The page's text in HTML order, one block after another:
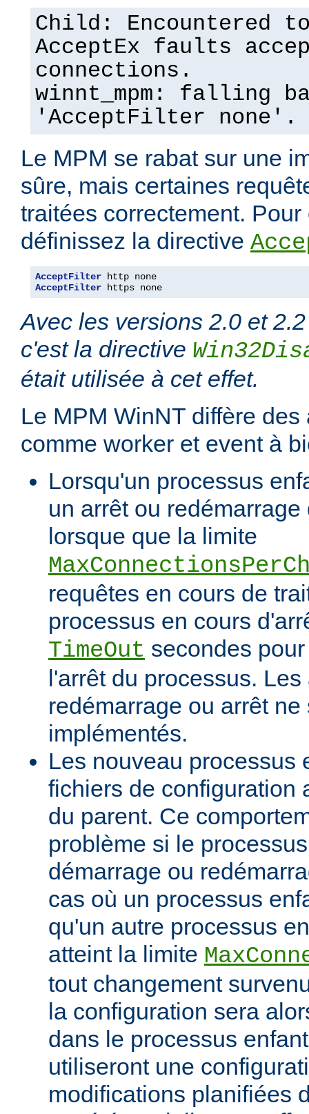
Child: Encountered
AcceptEx faults
connections.
winnt_mpm: falling
'AcceptFilter none'.
Le MPM se rabat sur une
sûre, mais certaines
traitées correctement.
définissez la directive
AcceptFilter
AcceptFilter https none
Avec les versions 2.0 et
c'est la directive
était utilisée à cet effet.
Le MPM WinNT diffère
comme worker et event à
Lorsqu'un processus
un arrêt ou redémarrage
lorsque que la limite
requêtes en cours de
processus en cours
TimeOut secondes
l'arrêt du processus.
redémarrage ou arrêt ne
implémentés.
Les nouveau processus
fichiers de configuration
du parent. Ce
problème si le
démarrage ou
cas où un processus
qu'un autre processus
atteint la limite
tout changement
la configuration sera
dans le processus
utiliseront une
modifications planifiées